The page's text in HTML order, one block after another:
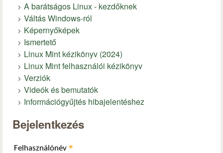
A barátságos Linux - kezdőknek
Váltás Windows-ról
Képernyőképek
Ismertető
Linux Mint kézikönyv (2024)
Linux Mint felhasználói kézikönyv
Verziók
Videók és bemutatók
Információgyűjtés hibajelentéshez
Bejelentkezés
Felhasználónév *